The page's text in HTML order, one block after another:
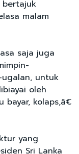
bertajuk
malam
saja juga
untuk
oleh
kolaps,â€
yang
Sri Lanka